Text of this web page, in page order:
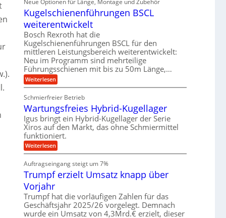
m
e
b
u
n
g
e
n
g
e
n
z
i
s
e
H
u
b
b
e
w
e
u
n
g
e
n
r
A
u
t
o
m
o
i
v
e
u
n
d
M
a
s
c
h
i
n
e
b
a
u
g
i
t
a
l
e
r
W
e
r
k
z
e
u
k
r
e
i
s
l
a
f
Neue Optionen für Länge, Montage und Zubehör
Kugelschienenführungen BSCL
weiterentwickelt
Bosch Rexroth hat die
Kugelschienenführungen BSCL für den
mittleren Leistungsbereich weiterentwickelt:
Neu im Programm sind mehrteilige
Führungsschienen mit bis zu 50m Länge,…
Weiterlesen:
K
g
e
l
s
c
h
i
e
n
e
r
u
n
Schmierfreier Betrieb
Wartungsfreies Hybrid-Kugellager
Igus bringt ein Hybrid-Kugellager der Serie
Xiros auf den Markt, das ohne Schmiermittel
funktioniert.
Weiterlesen:
W
r
u
g
s
f
r
Auftragseingang steigt um 7%
Trumpf erzielt Umsatz knapp über
Vorjahr
Trumpf hat die vorläufigen Zahlen für das
Geschäftsjahr 2025/26 vorgelegt. Demnach
wurde ein Umsatz von 4,3Mrd.€ erzielt, dieser